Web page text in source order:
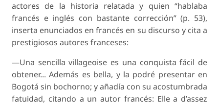
actores de la historia relatada y quien “hablaba
francés e inglés con bastante corrección” (p. 53),
inserta enunciados en francés en su discurso y cita a
prestigiosos autores franceses:
—Una sencilla villageoise es una conquista fácil de
obtener... Además es bella, y la podré presentar en
Bogotá sin bochorno; y añadía con su acostumbrada
fatuidad, citando a un autor francés: Elle a d’assez